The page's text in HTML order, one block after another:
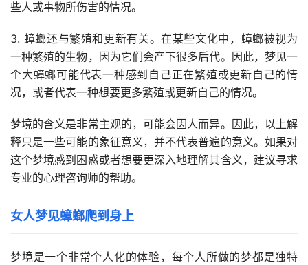
些人或事物所伤害的情况。
3. 蟑螂还与繁殖和更新有关。在某些文化中，蟑螂被视为
一种繁殖的生物，因为它们会产下很多后代。因此，梦见一
个大蟑螂可能代表一种感到自己正在繁殖或更新自己的情
况，或者代表一种想要更多繁殖或更新自己的情况。
梦境的含义是非常主观的，可能会因人而异。因此，以上解
释只是一些可能的象征意义，并不代表普遍的意义。如果对
这个梦境感到困惑或者想要更深入地理解其含义，建议寻求
专业的心理咨询师的帮助。
女人梦见蟑螂爬到身上
梦境是一个非常个人化的体验，每个人所做的梦都是独特